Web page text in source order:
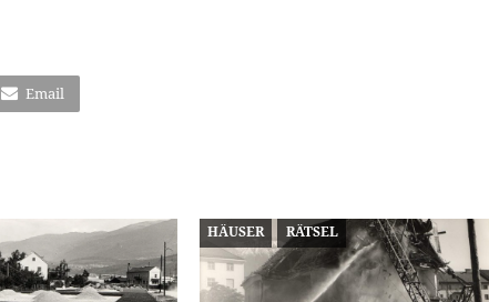
Email
HÄUSER RÄTSEL